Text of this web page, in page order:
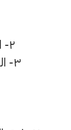
٢- العزباء الكبيرة في العمر.
٣- الفتاة البالغة غير متزوجة.